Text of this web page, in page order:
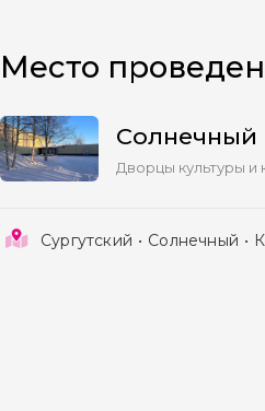
Место
Солнечный
Дворцы культуры и
Сургутский Солнечный